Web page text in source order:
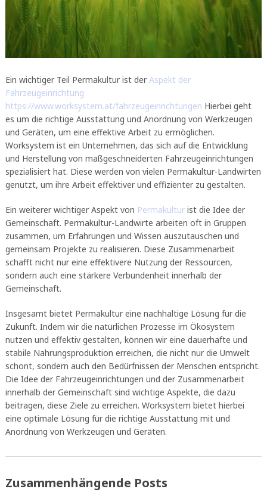
Ein wichtiger Teil Permakultur ist der Aspekt der
Fahrzeugeinrichtung
https://www.worksystem.at/fahrzeugeinrichtungen Hierbei geht
es um die richtige Ausstattung und Anordnung von Werkzeugen
und Geräten, um eine effektive Arbeit zu ermöglichen.
Worksystem ist ein Unternehmen, das sich auf die Entwicklung
und Herstellung von maßgeschneiderten Fahrzeugeinrichtungen
spezialisiert hat. Diese werden von vielen Permakultur-Landwirten
genutzt, um ihre Arbeit effektiver und effizienter zu gestalten.
Ein weiterer wichtiger Aspekt von Permakulturist die Idee der
Gemeinschaft. Permakultur-Landwirte arbeiten oft in Gruppen
zusammen, um Erfahrungen und Wissen auszutauschen und
gemeinsam Projekte zu realisieren. Diese Zusammenarbeit
schafft nicht nur eine effektivere Nutzung der Ressourcen,
sondern auch eine stärkere Verbundenheit innerhalb der
Gemeinschaft.
Insgesamt bietet Permakultur eine nachhaltige Lösung für die
Zukunft. Indem wir die natürlichen Prozesse im Ökosystem
nutzen und effektiv gestalten, können wir eine dauerhafte und
stabile Nahrungsproduktion erreichen, die nicht nur die Umwelt
schont, sondern auch den Bedürfnissen der Menschen entspricht.
Die Idee der Fahrzeugeinrichtungen und der Zusammenarbeit
innerhalb der Gemeinschaft sind wichtige Aspekte, die dazu
beitragen, diese Ziele zu erreichen. Worksystem bietet hierbei
eine optimale Lösung für die richtige Ausstattung mit und
Anordnung von Werkzeugen und Geräten.
Zusammenhängende Posts